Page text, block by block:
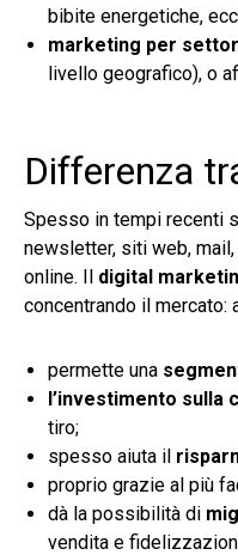
bibite energetiche,
marketing per
livello geografico), o
Differenza
Spesso in tempi recenti
newsletter, siti web,
online. Il digital
concentrando il mercato:
permette una
l’investimento sulla
tiro;
spesso aiuta il
proprio grazie al più
dà la possibilità di
vendita e